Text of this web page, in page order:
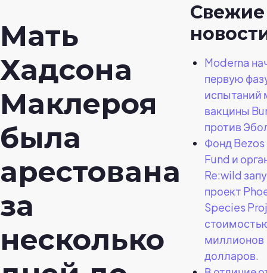
Мать
Хадсона
Маклероя
была
арестована
за
несколько
Свежие
Moderna
первую
испытаний
вакцины
против
Фонд Bezos
Fund и
Re:wild
проект
Species
миллионов
долларов.